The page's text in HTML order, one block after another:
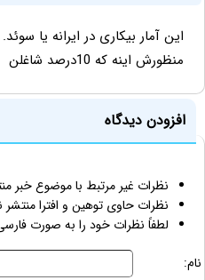
منظورش اینه که 10درصد شاغلن
افزودن دیدگاه
نظرات غیر مرتبط با موضوع خبر
نظرات حاوی توهین و افترا
لطفاً نظرات خود را به صورت
نام: